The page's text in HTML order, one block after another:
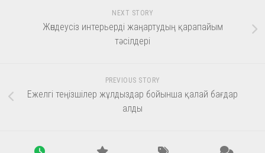
NEXT STORY
Жөндеусіз интерьерді жаңартудың қарапайым
тәсілдері
PREVIOUS STORY
Ежелгі теңізшілер жұлдыздар бойынша қалай бағдар
алды